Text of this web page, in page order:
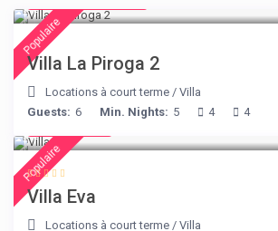
Populaire
Villa La Piroga 2
Locations à court terme /Villa
Guests: 6 Min. Nights: 5 4 4
Populaire
Villa Eva
Locations à court terme /Villa